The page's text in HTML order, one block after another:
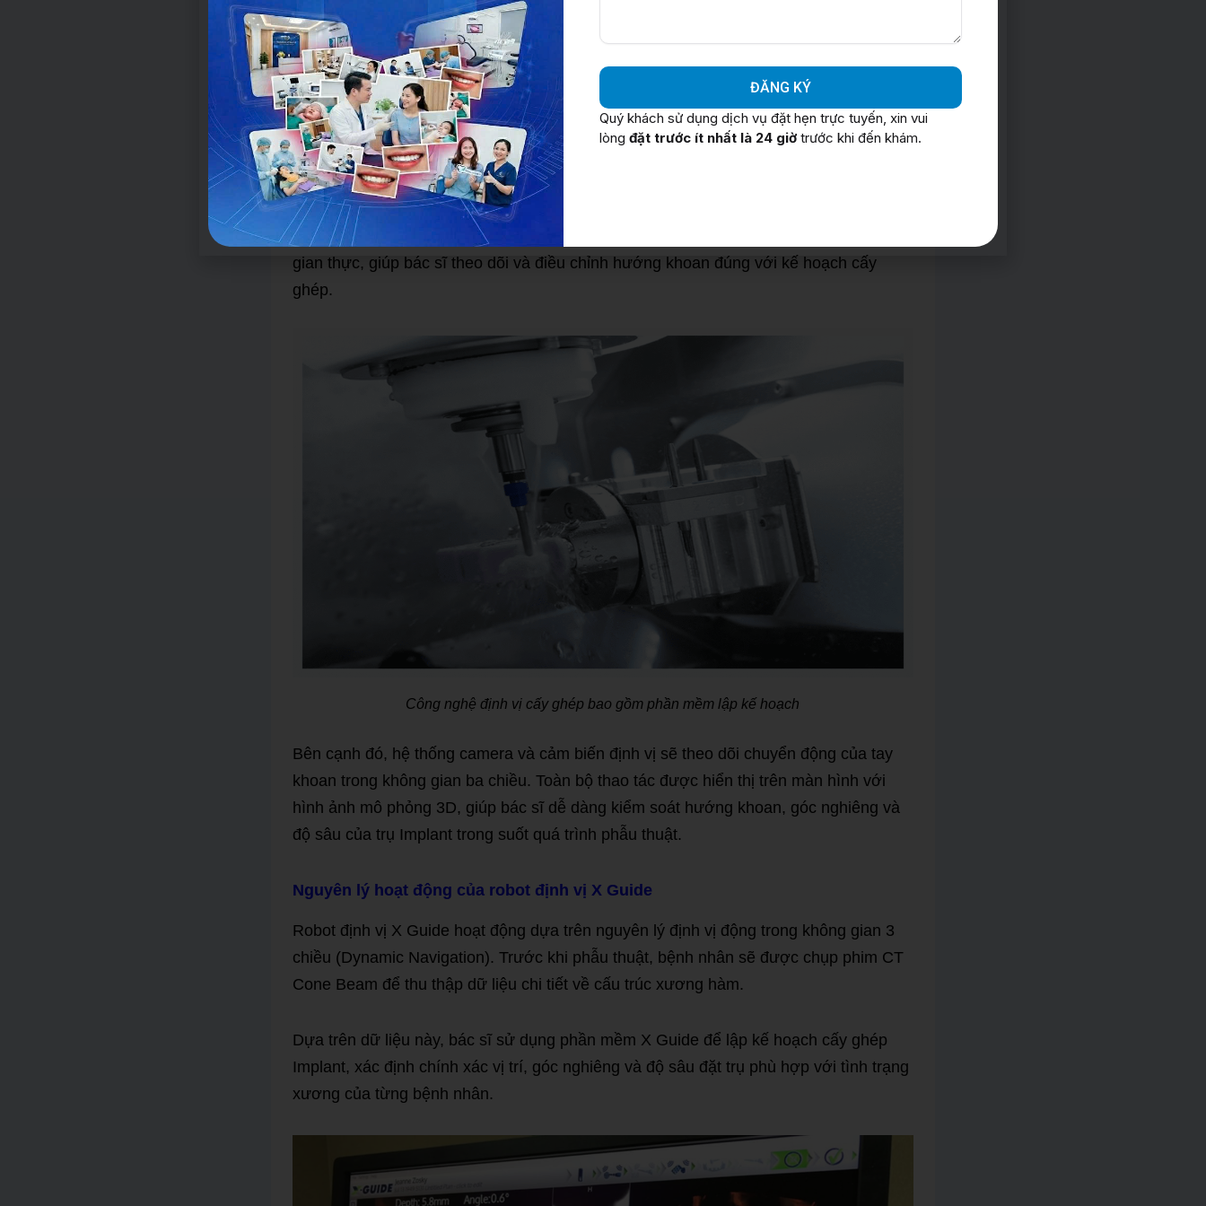
Hệ thống camera theo dõi (Tracking Camera): Camera hồng ngoại ghi nhận và theo
dõi các điểm đánh dấu (marker) trên tay khoan và hàm bệnh nhân, xác định vị trí trong
không gian 3D với độ chính xác cao.
Bộ cảm biến và bộ định vị (Tracking Sensors): Cảm biến gắn trên tay khoan Implant
và khung cố định giúp hệ thống theo dõi vị trí, góc nghiêng và độ sâu của mũi khoan
trong suốt quá trình phẫu thuật.
Phần mềm lập kế hoạch cấy ghép: Phần mềm phân tích dữ liệu từ phim chụp CT
Cone Beam, hỗ trợ bác sĩ xác định chính xác vị trí, hướng đặt và độ sâu trụ Implant.
Màn hình điều khiển và hệ thống máy tính: Màn hình hiển thị dữ liệu định vị theo thời
gian thực, giúp bác sĩ theo dõi và điều chỉnh hướng khoan đúng với kế hoạch cấy
ghép.
Công nghệ định vị cấy ghép bao gồm phần mềm lập kế hoạch
Bên cạnh đó, hệ thống camera và cảm biến định vị sẽ theo dõi chuyển động của tay
khoan trong không gian ba chiều. Toàn bộ thao tác được hiển thị trên màn hình với
hình ảnh mô phỏng 3D, giúp bác sĩ dễ dàng kiểm soát hướng khoan, góc nghiêng và
độ sâu của trụ Implant trong suốt quá trình phẫu thuật.
Nguyên lý hoạt động của robot định vị X Guide
Robot định vị X Guide hoạt động dựa trên nguyên lý định vị động trong không gian 3
chiều (Dynamic Navigation). Trước khi phẫu thuật, bệnh nhân sẽ được chụp phim CT
Cone Beam để thu thập dữ liệu chi tiết về cấu trúc xương hàm.
Dựa trên dữ liệu này, bác sĩ sử dụng phần mềm X Guide để lập kế hoạch cấy ghép
Implant, xác định chính xác vị trí, góc nghiêng và độ sâu đặt trụ phù hợp với tình trạng
xương của từng bệnh nhân.
ĐĂNG KÝ
Quý khách sử dụng dịch vụ đặt hẹn trực tuyến, xin vui
lòng đặt trước ít nhất là 24 giờ trước khi đến khám.